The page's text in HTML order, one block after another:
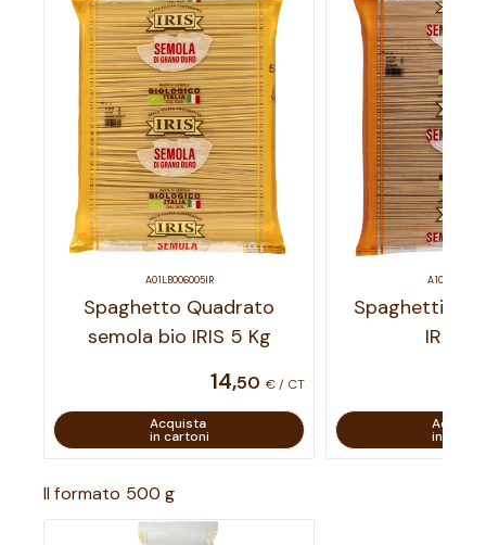
A01LB006005IR
Spaghetto Quadrato
semola bio IRIS 5 Kg
14,50 € / CT
Acquista
in cartoni
Spaghetti
IRIS
in
Il formato 500 g